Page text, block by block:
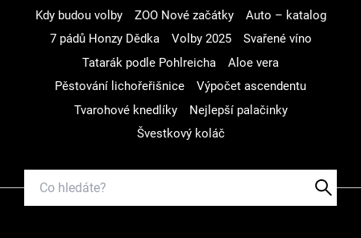
Kdy budou volby
ZOO Nové začátky
Auto – katalog
7 pádů Honzy Dědka
Volby 2025
Svařené víno
Tatarák podle Pohlreicha
Aloe vera
Pěstování lichořeřišnice
Výpočet ascendentu
Tvarohové knedlíky
Nejlepší palačinky
Švestkový koláč